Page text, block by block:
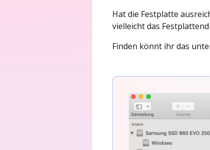
Hat die Festplatte
vielleicht das
Finden könnt ihr das